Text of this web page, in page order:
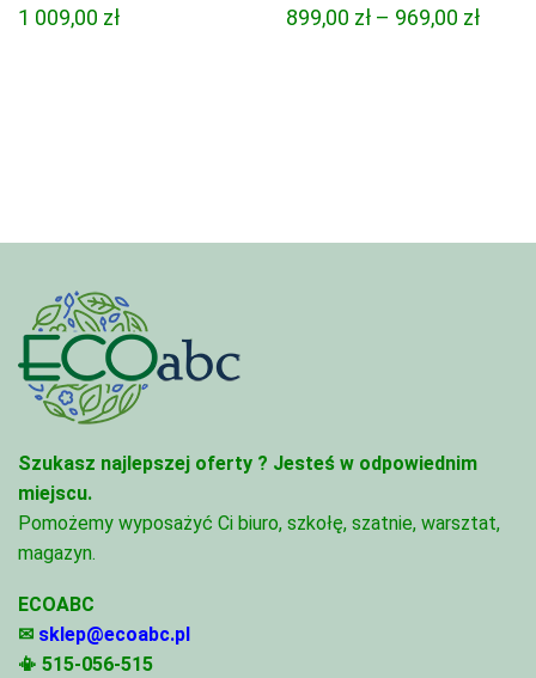
1 009,00 zł 899,00 zł – 969,00 zł
Szukasz najlepszej oferty ? Jesteś w odpowiednim
miejscu.
Pomożemy wyposażyć Ci biuro, szkołę, szatnie, warsztat,
magazyn.
ECOABC
✉ sklep@ecoabc.pl
📳 515-056-515